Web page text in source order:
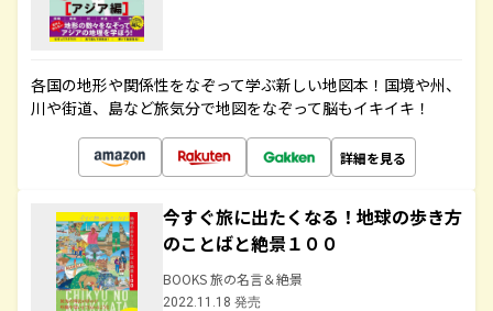
各国の地形や関係性をなぞって学ぶ新しい地図本！国境や州、
川や街道、島など旅気分で地図をなぞって脳もイキイキ！
詳細を見る
今すぐ旅に出たくなる！地球の歩き方
のことばと絶景１００
BOOKS 旅の名言＆絶景
2022.11.18 発売